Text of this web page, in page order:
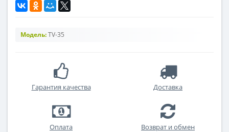
Модель:TV-35
Гарантия качества Доставка
Оплата Возврат и обмен